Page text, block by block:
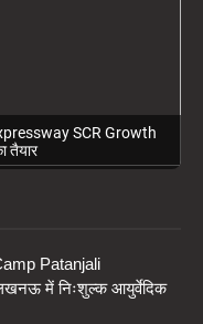
Lucknow:
Patanjali
में निःशुल्क आयुर्वेदिक